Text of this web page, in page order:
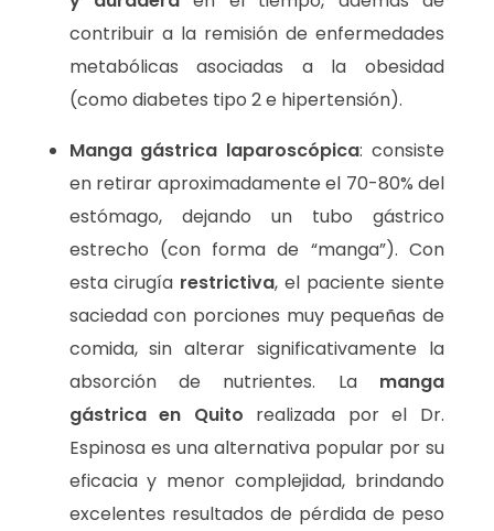
contribuir a la remisión de enfermedades
metabólicas asociadas a la obesidad
(como diabetes tipo 2 e hipertensión).
Manga gástrica laparoscópica: consiste
en retirar aproximadamente el 70-80% del
estómago, dejando un tubo gástrico
estrecho (con forma de “manga”). Con
esta cirugía restrictiva, el paciente siente
saciedad con porciones muy pequeñas de
comida, sin alterar significativamente la
absorción de nutrientes. La manga
gástrica en Quito realizada por el Dr.
Espinosa es una alternativa popular por su
eficacia y menor complejidad, brindando
excelentes resultados de pérdida de peso